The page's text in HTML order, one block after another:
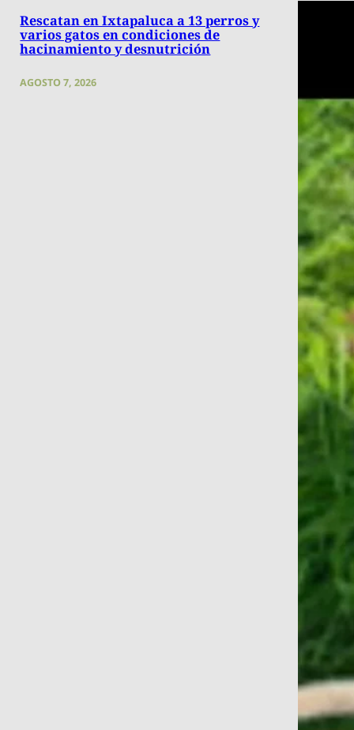
Rescatan en Ixtapaluca a 13 perros y
varios gatos en condiciones de
hacinamiento y desnutrición
AGOSTO 7, 2026